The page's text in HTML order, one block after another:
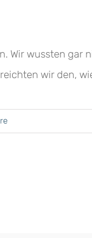
Wir wussten
wir den,